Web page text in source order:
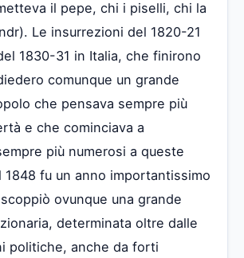
il pepe, chi i piselli, chi la
Le insurrezioni del 1820-21
1830-31 in Italia, che finirono
comunque un grande
che pensava sempre più
e che cominciava a
più numerosi a queste
1848 fu un anno importantissimo
scoppiò ovunque una grande
determinata oltre dalle
politiche, anche da forti